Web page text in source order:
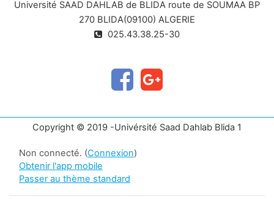
Université SAAD DAHLAB de BLIDA route de SOUMAA BP
270 BLIDA(09100) ALGERIE
025.43.38.25-30
Copyright © 2019 -Univérsité Saad Dahlab Blida 1
Non connecté. (Connexion)
Obtenir l'app mobile
Passer au thème standard